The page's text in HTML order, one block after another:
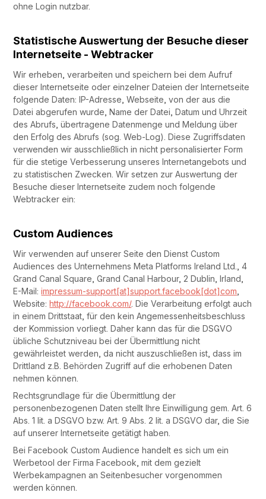
ohne Login nutzbar.
Statistische Auswertung der Besuche dieser
Internetseite - Webtracker
Wir erheben, verarbeiten und speichern bei dem Aufruf
dieser Internetseite oder einzelner Dateien der Internetseite
folgende Daten: IP-Adresse, Webseite, von der aus die
Datei abgerufen wurde, Name der Datei, Datum und Uhrzeit
des Abrufs, übertragene Datenmenge und Meldung über
den Erfolg des Abrufs (sog. Web-Log). Diese Zugriffsdaten
verwenden wir ausschließlich in nicht personalisierter Form
für die stetige Verbesserung unseres Internetangebots und
zu statistischen Zwecken. Wir setzen zur Auswertung der
Besuche dieser Internetseite zudem noch folgende
Webtracker ein:
Custom Audiences
Wir verwenden auf unserer Seite den Dienst Custom
Audiences des Unternehmens Meta Platforms Ireland Ltd., 4
Grand Canal Square, Grand Canal Harbour, 2 Dublin, Irland,
E-Mail:impressum-support[at]support.facebook[dot]com
Website:http://facebook.com/. Die Verarbeitung erfolgt auch
in einem Drittstaat, für den kein Angemessenheitsbeschluss
der Kommission vorliegt. Daher kann das für die DSGVO
übliche Schutzniveau bei der Übermittlung nicht
gewährleistet werden, da nicht auszuschließen ist, dass im
Drittland z.B. Behörden Zugriff auf die erhobenen Daten
nehmen können.
Rechtsgrundlage für die Übermittlung der
personenbezogenen Daten stellt Ihre Einwilligung gem. Art. 6
Abs. 1 lit. a DSGVO bzw. Art. 9 Abs. 2 lit. a DSGVO dar, die Sie
auf unserer Internetseite getätigt haben.
Bei Facebook Custom Audience handelt es sich um ein
Werbetool der Firma Facebook, mit dem gezielt
Werbekampagnen an Seitenbesucher vorgenommen
werden können.